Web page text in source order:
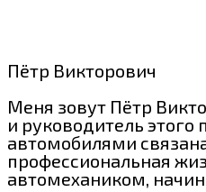
Пётр Викторович
Меня зовут Пётр
и руководитель этого
автомобилями
профессиональная
автомехаником,